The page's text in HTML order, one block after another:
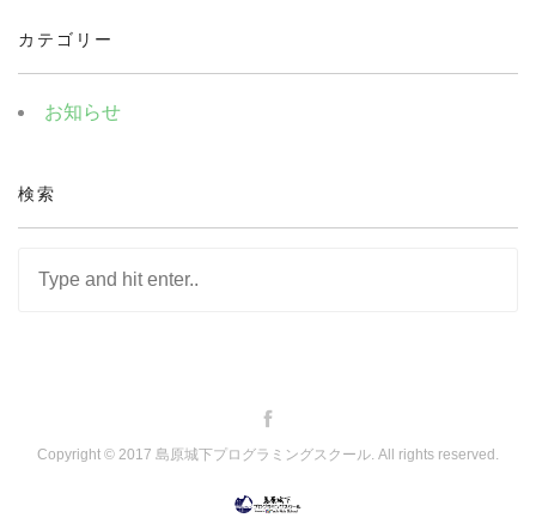
カテゴリー
お知らせ
検索
Copyright © 2017 島原城下プログラミングスクール. All rights reserved.